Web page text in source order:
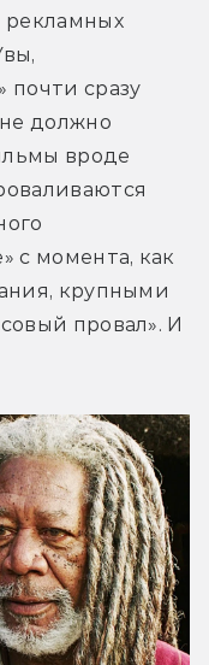
рекламных
почти сразу
должно
вроде
с момента, как
крупными
провал». И